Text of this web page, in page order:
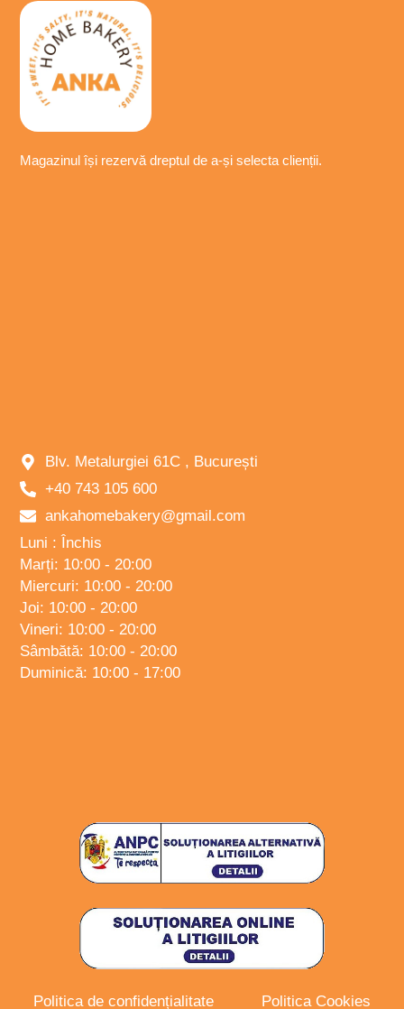
Magazinul își rezervă dreptul de a-și selecta clienții.
Blv. Metalurgiei 61C , București
+40 743 105 600
ankahomebakery@gmail.com
Luni : Închis
Marți: 10:00 - 20:00
Miercuri: 10:00 - 20:00
Joi: 10:00 - 20:00
Vineri: 10:00 - 20:00
Sâmbătă: 10:00 - 20:00
Duminică: 10:00 - 17:00
Politica de confidențialitate Politica Cookies